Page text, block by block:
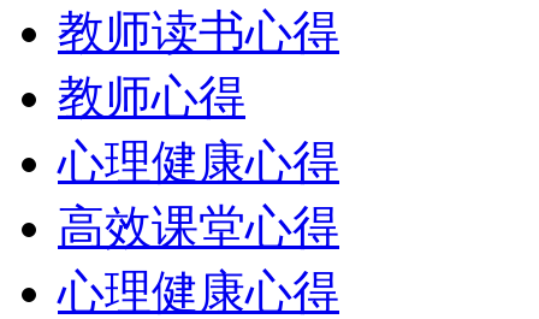
教师读书心得
教师心得
心理健康心得
高效课堂心得
心理健康心得